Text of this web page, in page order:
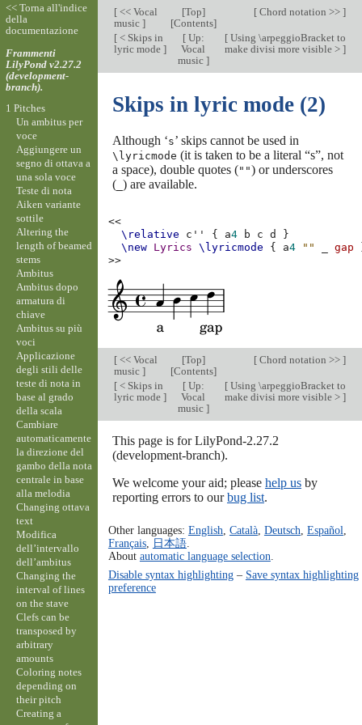
[<< Vocal
music ]
[Top]
[Contents]
[Chord notation >> ]
[< Skips in
lyric mode ]
[Up:
Vocal
music ]
[Using \arpeggioBracket to
make divisi more visible > ]
Skips in lyric mode (2)
Although ‘s’ skips cannot be used in
\lyricmode (it is taken to be a literal “s”, not
a space), double quotes ("") or underscores
( ) are available.
<<
\relative
c'' { a4 b c d
}
\new Lyrics \lyricmode { a4 "" gap
>>
[<< Vocal
music ]
[Top]
[Contents]
[Chord notation >> ]
[< Skips in
lyric mode ]
[Up:
Vocal
music ]
[Using \arpeggioBracket to
make divisi more visible > ]
This page is for LilyPond-2.27.2
(development-branch).
We welcome your aid; please help usby
reporting errors to ourbug list.
Other languages: English Català, Deutsch Español
Français, 日本語.
About automatic language selection
Disable syntax highlighting– Save syntax highlighting
preference
<< Torna all'indice
della
documentazione
Frammenti
LilyPond v2.27.2
(development-
branch).
1 Pitches
Un ambitus per
voce
Aggiungere un
segno di ottava a
una sola voce
Teste di nota
Aiken variante
sottile
Altering the
length of beamed
stems
Ambitus
Ambitus dopo
armatura di
chiave
Ambitus su più
voci
Applicazione
degli stili delle
teste di nota in
base al grado
della scala
Cambiare
automaticamente
la direzione del
gambo della nota
centrale in base
alla melodia
Changing ottava
text
Modifica
dell’intervallo
dell’ambitus
Changing the
interval of lines
on the stave
Clefs can be
transposed by
arbitrary
amounts
Coloring notes
depending on
their pitch
Creating a